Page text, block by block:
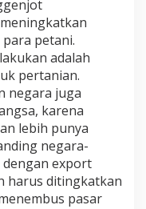
petani.
adalah
pertanian.
negara juga
karena
lebih punya
negara-
export
harus ditingkatkan
pasar